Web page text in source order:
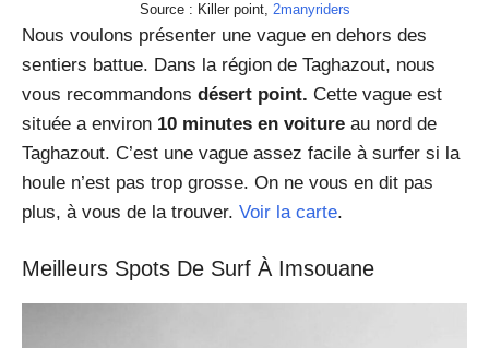
Source : Killer point, 2manyriders
Nous voulons présenter une vague en dehors des
sentiers battue. Dans la région de Taghazout, nous
vous recommandons désert point. Cette vague est
située a environ 10 minutes en voiture au nord de
Taghazout. C’est une vague assez facile à surfer si la
houle n’est pas trop grosse. On ne vous en dit pas
plus, à vous de la trouver. Voir la carte.
Meilleurs Spots De Surf À Imsouane